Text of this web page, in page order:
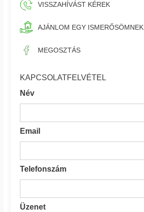
VISSZAHÍVÁST KÉREK
AJÁNLOM EGY ISMERŐSÖMNEK
MEGOSZTÁS
KAPCSOLATFELVÉTEL
Név
Email
Telefonszám
Üzenet